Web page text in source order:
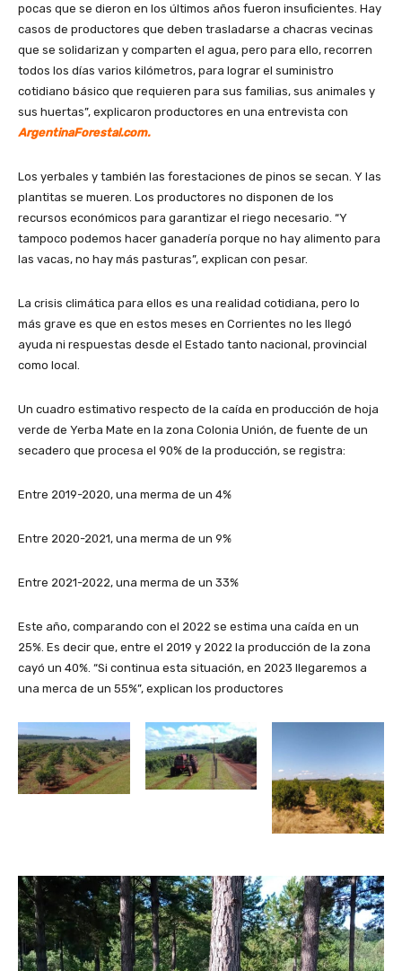
pocas que se dieron en los últimos años fueron insuficientes. Hay
casos de productores que deben trasladarse a chacras vecinas
que se solidarizan y comparten el agua, pero para ello, recorren
todos los días varios kilómetros, para lograr el suministro
cotidiano básico que requieren para sus familias, sus animales y
sus huertas”, explicaron productores en una entrevista con
ArgentinaForestal.com.
Los yerbales y también las forestaciones de pinos se secan. Y las
plantitas se mueren. Los productores no disponen de los
recursos económicos para garantizar el riego necesario. “Y
tampoco podemos hacer ganadería porque no hay alimento para
las vacas, no hay más pasturas”, explican con pesar.
La crisis climática para ellos es una realidad cotidiana, pero lo
más grave es que en estos meses en Corrientes no les llegó
ayuda ni respuestas desde el Estado tanto nacional, provincial
como local.
Un cuadro estimativo respecto de la caída en producción de hoja
verde de Yerba Mate en la zona Colonia Unión, de fuente de un
secadero que procesa el 90% de la producción, se registra:
Entre 2019-2020, una merma de un 4%
Entre 2020-2021, una merma de un 9%
Entre 2021-2022, una merma de un 33%
Este año, comparando con el 2022 se estima una caída en un
25%. Es decir que, entre el 2019 y 2022 la producción de la zona
cayó un 40%. “Si continua esta situación, en 2023 llegaremos a
una merca de un 55%”, explican los productores